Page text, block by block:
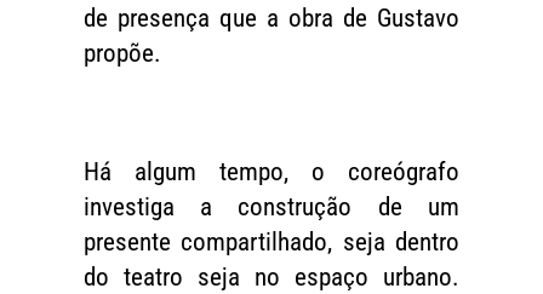
de presença que a obra de Gustavo
propõe.
Há algum tempo, o coreógrafo
investiga a construção de um
presente compartilhado, seja dentro
do teatro seja no espaço urbano.